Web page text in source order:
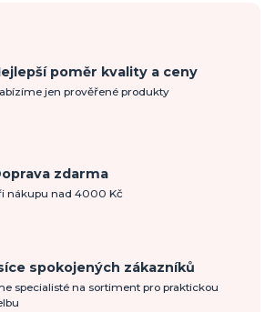
poměr kvality a ceny
jen prověřené produkty
zdarma
nákupu nad 4000 Kč
spokojených zákazníků
specialisté na sortiment pro praktickou